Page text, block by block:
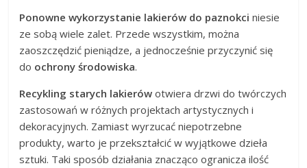
Ponowne wykorzystanie lakierów do paznokci niesie
ze sobą wiele zalet. Przede wszystkim, można
zaoszczędzić pieniądze, a jednocześnie przyczynić się
do ochrony środowiska.
Recykling starych lakierów otwiera drzwi do twórczych
zastosowań w różnych projektach artystycznych i
dekoracyjnych. Zamiast wyrzucać niepotrzebne
produkty, warto je przekształcić w wyjątkowe dzieła
sztuki. Taki sposób działania znacząco ogranicza ilość